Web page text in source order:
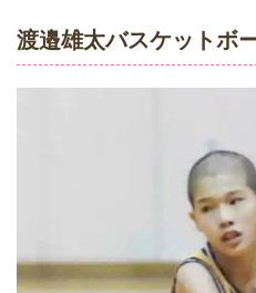
渡邉雄太バスケットボ